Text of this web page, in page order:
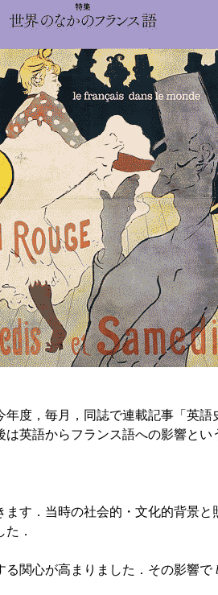
年度，毎月，同誌で連載記事「英
英語からフランス語への影響と
．当時の社会的・文化的背景と
．
関心が高まりました．その影響で